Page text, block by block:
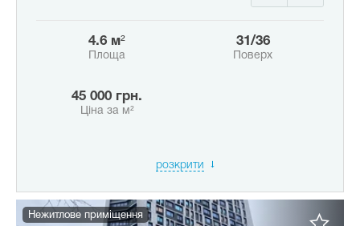
4.6 м²
Площа
31/36
Поверх
45 000 грн.
Ціна за м²
розкрити
Нежитлове приміщення